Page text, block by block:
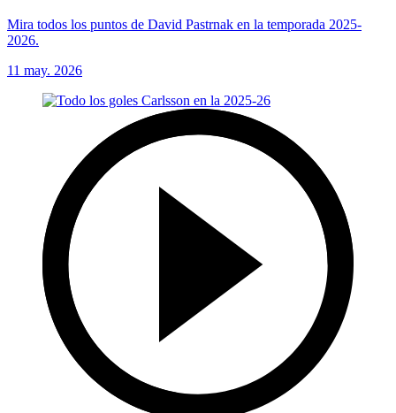
Mira todos los puntos de David Pastrnak en la temporada 2025-
2026.
11 may. 2026